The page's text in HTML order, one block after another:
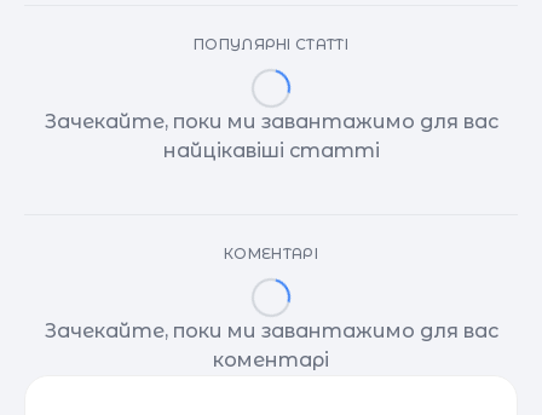
ПОПУЛЯРНІ СТАТТІ
Зачекайте, поки ми завантажимо для вас
найцікавіші статті
КОМЕНТАРІ
Зачекайте, поки ми завантажимо для вас
коментарі